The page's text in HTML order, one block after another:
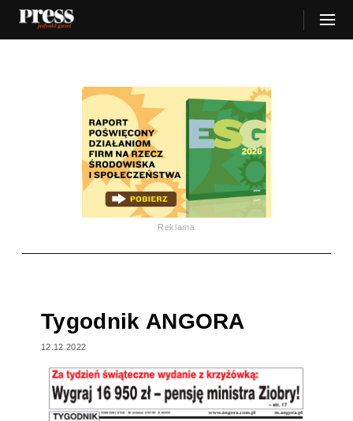
Reklama
Tygodnik ANGORA
12.12.2022